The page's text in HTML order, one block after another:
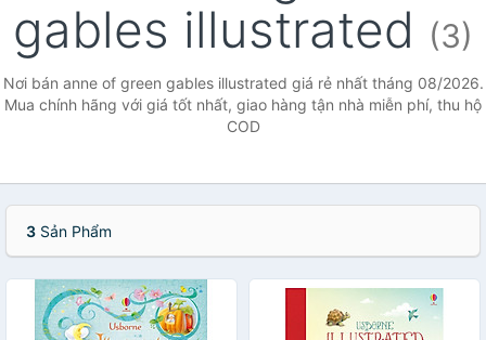
gables illustrated (3)
Nơi bán anne of green gables illustrated giá rẻ nhất tháng 08/2026.
Mua chính hãng với giá tốt nhất, giao hàng tận nhà miễn phí, thu hộ
COD
3 Sản Phẩm